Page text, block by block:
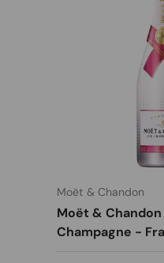
Moët & Chandon
Moët & Chandon
Champagne -